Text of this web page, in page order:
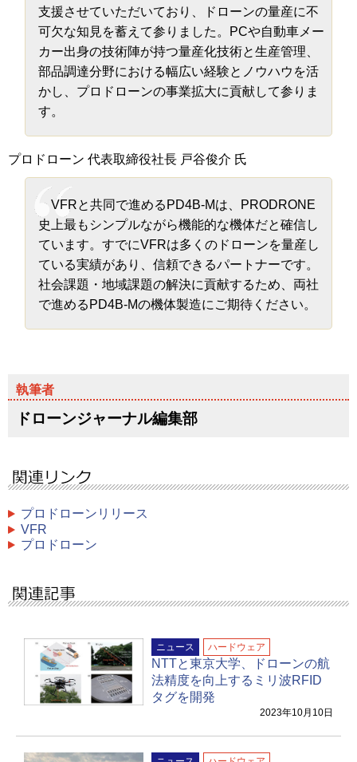
支援させていただいており、ドローンの量産に不
可欠な知見を蓄えて参りました。PCや自動車メー
カー出身の技術陣が持つ量産化技術と生産管理、
部品調達分野における幅広い経験とノウハウを活
かし、プロドローンの事業拡大に貢献して参りま
す。
プロドローン 代表取締役社長 戸谷俊介 氏
VFRと共同で進めるPD4B-Mは、PRODRONE
史上最もシンプルながら機能的な機体だと確信し
ています。すでにVFRは多くのドローンを量産し
ている実績があり、信頼できるパートナーです。
社会課題・地域課題の解決に貢献するため、両社
で進めるPD4B-Mの機体製造にご期待ください。
ドローンジャーナル編集部
プロドローンリリース
VFR
プロドローン
ニュース ハードウェア
NTTと東京大学、ドローンの航
法精度を向上するミリ波RFID
タグを開発
2023年10月10日